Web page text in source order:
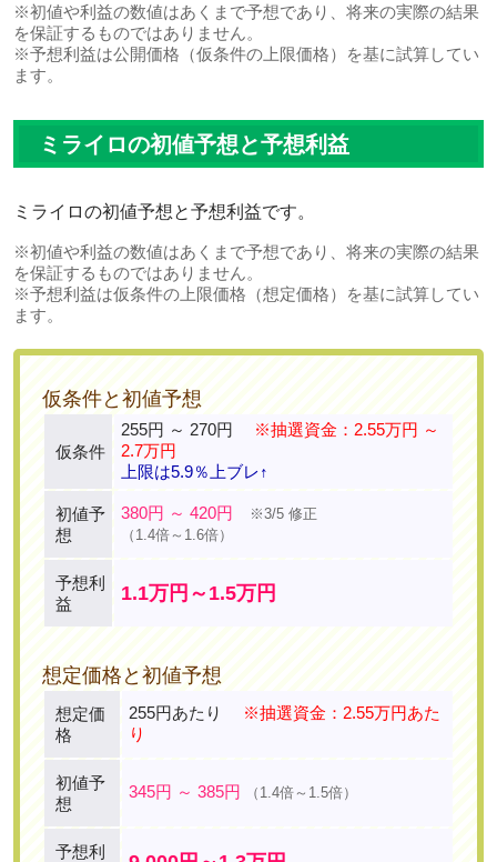
※初値や利益の数値はあくまで予想であり、将来の実際の結果
を保証するものではありません。
※予想利益は公開価格（仮条件の上限価格）を基に試算してい
ます。
ミライロの初値予想と予想利益
ミライロの初値予想と予想利益です。
※初値や利益の数値はあくまで予想であり、将来の実際の結果
を保証するものではありません。
※予想利益は仮条件の上限価格（想定価格）を基に試算してい
ます。
仮条件と初値予想
仮条件
255円 ～ 270円
※抽選資金：2.55万円 ～
2.7万円
上限は5.9％上ブレ↑
初値予
想
380円 ～ 420円
※3/5 修正
（1.4倍～1.6倍）
予想利
益
1.1万円～1.5万円
想定価格と初値予想
想定価
格
255円あたり
※抽選資金：2.55万円あた
り
初値予
想
345円 ～ 385円 （1.4倍～1.5倍）
予想利